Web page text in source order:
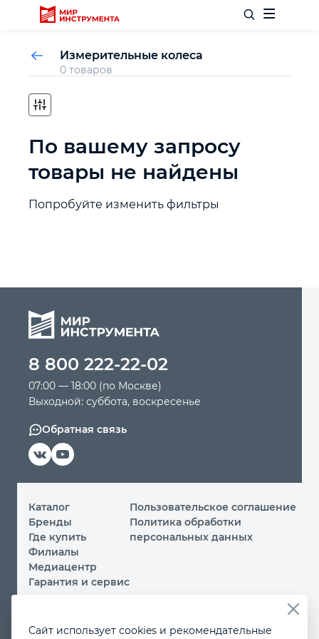
Отделочный инструмент
Слесарный инструмент
Силовое оборудование
Крепежный инструмент
Режущий инструмент
Измерительные колеса
0 товаров
По вашему запросу
товары не найдены
Попробуйте изменить фильтры
8 800 222-22-02
07:00 — 18:00 (по Москве)
Выходной: суббота, воскресенье
Обратная связь
Каталог
Бренды
Где купить
Филиалы
Медиацентр
Гарантия и сервис
Пользовательское соглашение
Политика обработки
персональных данных
Сайт использует cookies и рекомендательные